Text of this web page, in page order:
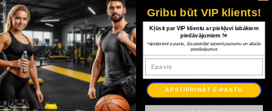
15 kg
79,90 €
20 kg
Gribu būt VIP klients!
Kļūsti par VIP klientu ar piekļuvi labākiem
piedāvājumiem !⭐
*Apstiprinot e-pastu, Jūs piekrītat saņemt jaunumu un atlaižu
piedāvājumus
Epasts
APSTIPRINĀT E-PASTU